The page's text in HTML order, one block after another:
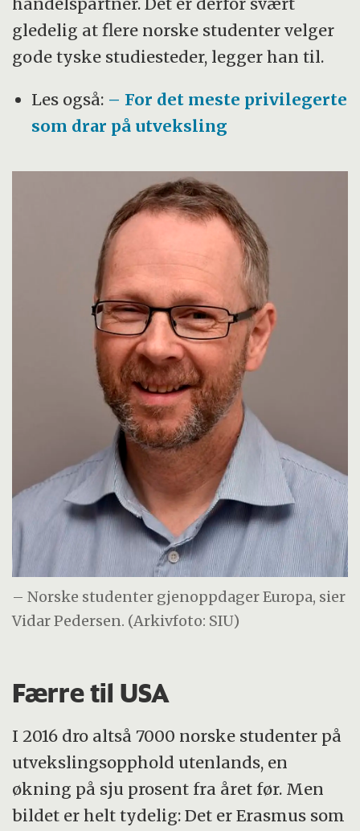
gledelig at flere norske studenter velger
gode tyske studiesteder, legger han til.
Les også: – For det meste privilegerte
som drar på utveksling
– Norske studenter gjenoppdager Europa, sier
Vidar Pedersen. (Arkivfoto: SIU)
Færre til USA
I 2016 dro altså 7000 norske studenter på
utvekslingsopphold utenlands, en
økning på sju prosent fra året før. Men
bildet er helt tydelig: Det er Erasmus som